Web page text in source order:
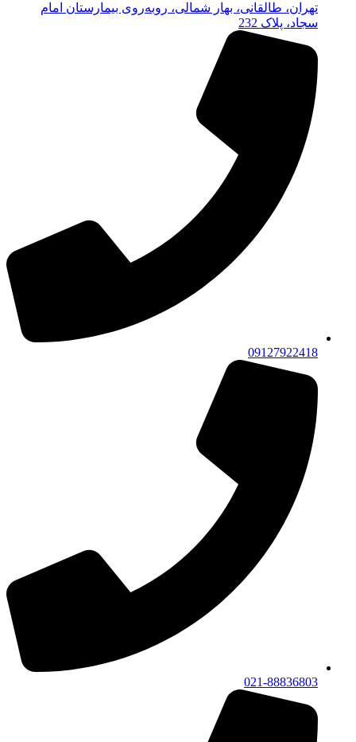
تهران، طالقانی، بهار شمالی، روبه‌روی بیمارستان امام
سجاد، پلاک 232
09127922418
021-88836803